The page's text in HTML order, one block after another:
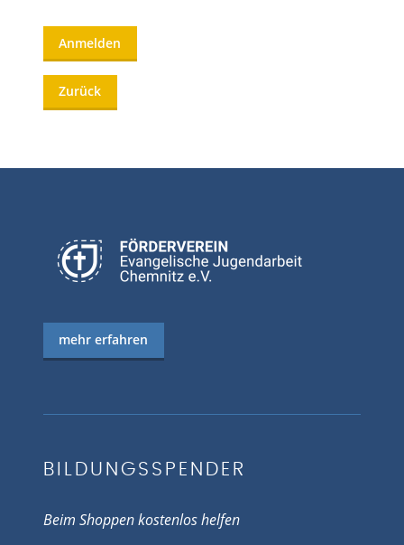
Anmelden
Zurück
mehr erfahren
BILDUNGSSPENDER
Beim Shoppen kostenlos helfen